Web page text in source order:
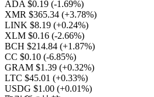
ADA $0.19 (-1.69%)
XMR $365.34 (+3.78%)
LINK $8.19 (+0.24%)
XLM $0.16 (-2.66%)
BCH $214.84 (+1.87%)
CC $0.10 (-6.85%)
GRAM $1.39 (+0.32%)
LTC $45.01 (+0.33%)
USDG $1.00 (+0.01%)